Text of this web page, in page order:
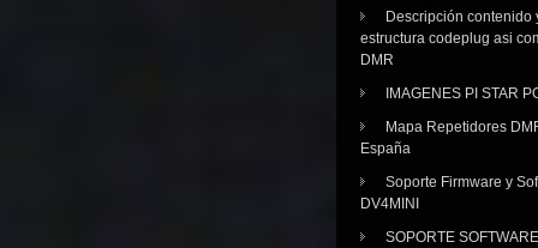
Descripción contenido
estructura codeplug asi
DMR
IMAGENES PI STAR
Mapa Repetidores
España
Soporte Firmware y
DV4MINI
SOPORTE SOFTWARE